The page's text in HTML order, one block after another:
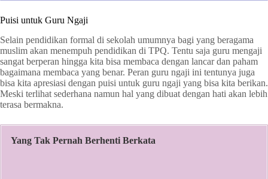
Puisi untuk Guru Ngaji
Selain pendidikan formal di sekolah umumnya bagi yang beragama
muslim akan menempuh pendidikan di TPQ. Tentu saja guru mengaji
sangat berperan hingga kita bisa membaca dengan lancar dan paham
bagaimana membaca yang benar. Peran guru ngaji ini tentunya juga
bisa kita apresiasi dengan puisi untuk guru ngaji yang bisa kita berikan.
Meski terlihat sederhana namun hal yang dibuat dengan hati akan lebih
terasa bermakna.
Yang Tak Pernah Berhenti Berkata